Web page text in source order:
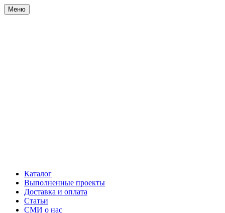
Меню
Каталог
Выполненные проекты
Доставка и оплата
Статьи
СМИ о нас